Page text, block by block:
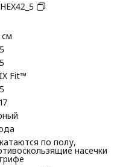
Fit™
по полу,
насечки